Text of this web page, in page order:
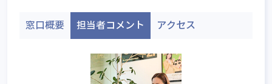
窓口概要 担当者コメント アクセス